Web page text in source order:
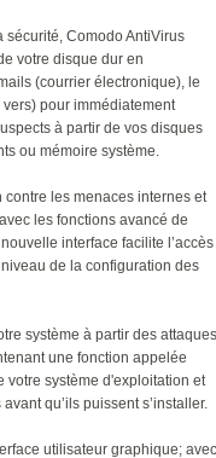
Comodo AntiVirus
votre disque dur en
(courrier électronique), le
pour immédiatement
à partir de vos disques
ou mémoire système.
les menaces internes et
les fonctions avancé de
interface facilite l’accès
de la configuration des
système à partir des attaques
une fonction appelée
votre système d'exploitation et
qu’ils puissent s’installer.
utilisateur graphique; avec